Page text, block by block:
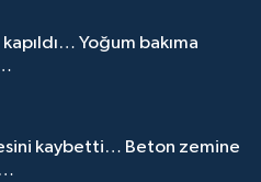
kapıldı… Yoğum bakıma
kaybetti… Beton zemine